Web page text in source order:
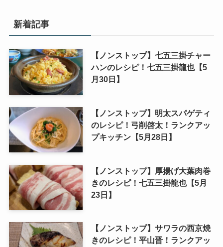
新着記事
【ノンストップ】七五三掛チャー
ハンのレシピ！七五三掛龍也【5
月30日】
【ノンストップ】明太スパゲティ
のレシピ！弓削啓太！ランクアッ
プキッチン【5月28日】
【ノンストップ】厚揚げ大葉肉巻
きのレシピ！七五三掛龍也【5月
23日】
【ノンストップ】サワラの西京焼
きのレシピ！平山晋！ランクアッ